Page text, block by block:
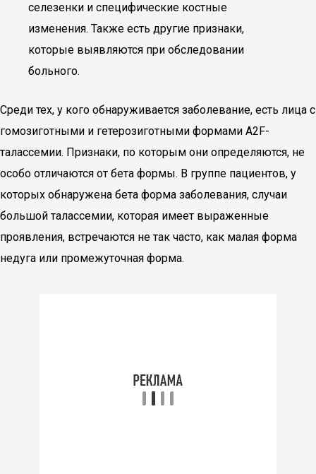
селезенки и специфические костные
изменения. Также есть другие признаки,
которые выявляются при обследовании
больного.
Среди тех, у кого обнаруживается заболевание, есть лица с
гомозиготными и гетерозиготными формами A2F-
талассемии. Признаки, по которым они определяются, не
особо отличаются от бета формы. В группе пациентов, у
которых обнаружена бета форма заболевания, случаи
большой талассемии, которая имеет выраженные
проявления, встречаются не так часто, как малая форма
недуга или промежуточная форма.